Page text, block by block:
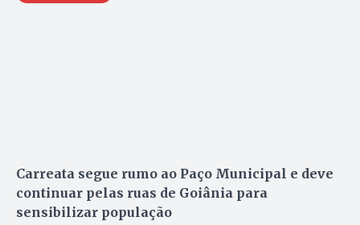
Carreata segue rumo ao Paço Municipal e deve
continuar pelas ruas de Goiânia para
sensibilizar população